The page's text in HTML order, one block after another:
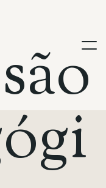
são
ógi